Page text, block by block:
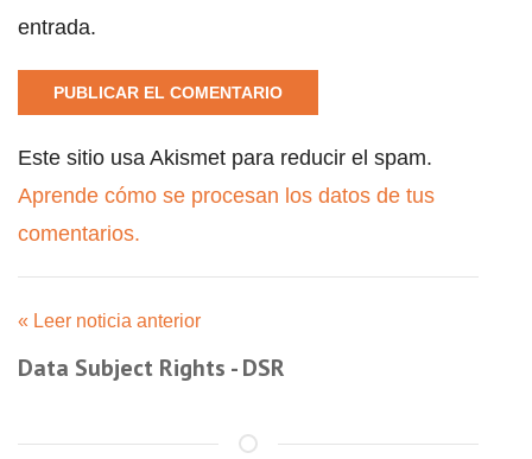
entrada.
Este sitio usa Akismet para reducir el spam.
Aprende cómo se procesan los datos de tus
comentarios.
« Leer noticia anterior
Data Subject Rights - DSR